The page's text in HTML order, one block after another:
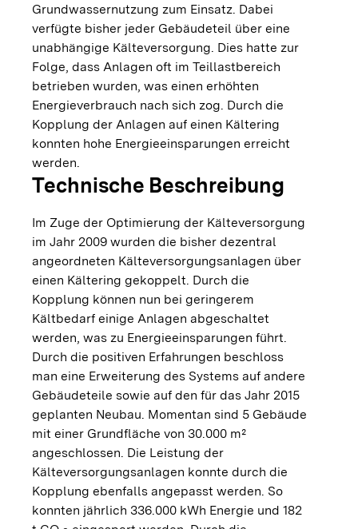
Grundwassernutzung zum Einsatz. Dabei
verfügte bisher jeder Gebäudeteil über eine
unabhängige Kälteversorgung. Dies hatte zur
Folge, dass Anlagen oft im Teillastbereich
betrieben wurden, was einen erhöhten
Energieverbrauch nach sich zog. Durch die
Kopplung der Anlagen auf einen Kältering
konnten hohe Energieeinsparungen erreicht
werden.
Technische Beschreibung
Im Zuge der Optimierung der Kälteversorgung
im Jahr 2009 wurden die bisher dezentral
angeordneten Kälteversorgungsanlagen über
einen Kältering gekoppelt. Durch die
Kopplung können nun bei geringerem
Kältbedarf einige Anlagen abgeschaltet
werden, was zu Energieeinsparungen führt.
Durch die positiven Erfahrungen beschloss
man eine Erweiterung des Systems auf andere
Gebäudeteile sowie auf den für das Jahr 2015
geplanten Neubau. Momentan sind 5 Gebäude
mit einer Grundfläche von 30.000 m²
angeschlossen. Die Leistung der
Kälteversorgungsanlagen konnte durch die
Kopplung ebenfalls angepasst werden. So
konnten jährlich 336.000 kWh Energie und 182